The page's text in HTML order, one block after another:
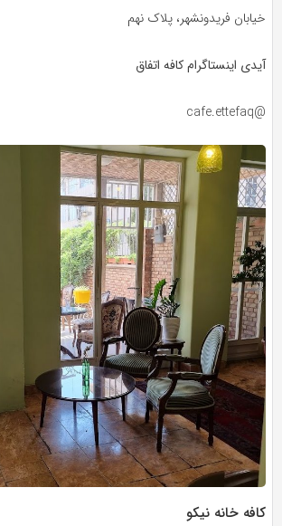
خیابان فریدونشهر، پلاک نهم
آیدی اینستاگرام کافه اتفاق
@cafe.ettefaq
کافه خانه نیکو